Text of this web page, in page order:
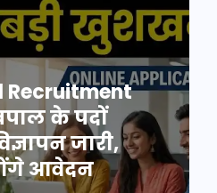
Recruitment
के पदों
जारी,
आवेदन